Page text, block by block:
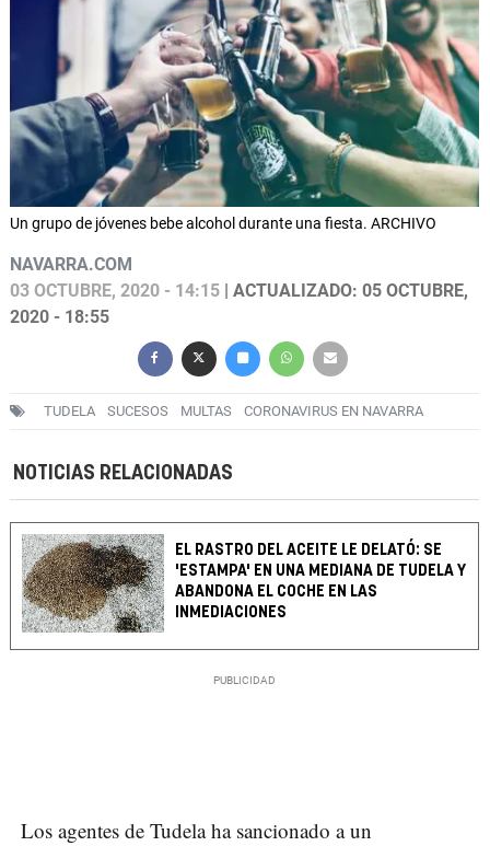
Un grupo de jóvenes bebe alcohol durante una fiesta. ARCHIVO
NAVARRA.COM
03 OCTUBRE, 2020 - 14:15 | ACTUALIZADO: 05 OCTUBRE,
2020 - 18:55
TUDELA SUCESOS MULTAS CORONAVIRUS EN NAVARRA
NOTICIAS RELACIONADAS
EL RASTRO DEL ACEITE LE DELATÓ: SE
'ESTAMPA' EN UNA MEDIANA DE TUDELA Y
ABANDONA EL COCHE EN LAS
INMEDIACIONES
Los agentes de Tudela ha sancionado a un